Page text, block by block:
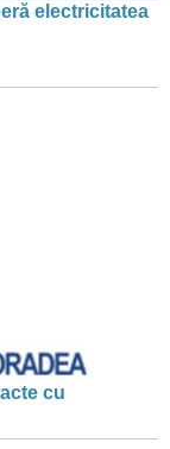
electricitatea
cu